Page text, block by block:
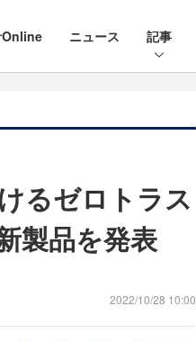
Online ニュース 記事
るゼロトラス
製品を発表
2022/10/28 10:00